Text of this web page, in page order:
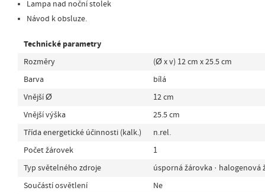
Lampa nad noční stolek
Návod k obsluze.
Technické parametry
Rozměry
(Ø x v) 12 cm x 25.5 cm
Barva
bílá
Vnější Ø
12 cm
Vnější výška
25.5 cm
Třída energetické účinnosti (kalk.)
n.rel.
Počet žárovek
1
Typ světelného zdroje
úsporná žárovka · halogenová
Součástí osvětlení
Ne